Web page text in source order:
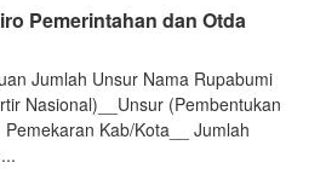
Pemerintahan dan Otda
Jumlah Unsur Nama Rupabumi
Nasional)__Unsur (Pembentukan
Kab/Kota__ Jumlah